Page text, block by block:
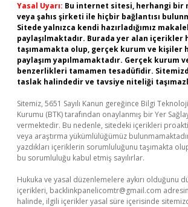
Yasal Uyarı: Bu internet sitesi, herhangi bir
veya şahıs şirketi ile hiçbir bağlantısı
Sitede yalnızca kendi hazırladığımız
paylaşılmaktadır. Burada yer alan içerikler
taşımamakta olup, gerçek kurum ve kişiler
paylaşım yapılmamaktadır. Gerçek kurum
benzerlikleri tamamen tesadüfidir.
taslak halindedir ve tavsiye niteliği
Sitemiz, 5651 Sayılı Kanun gereğince Bilgi
Kurumu (BTK) tarafından onaylanmış bir Yer
vermektedir. Bu nedenle, sitedeki içerikleri
veya araştırma yükümlülüğümüz
yazdıkları içeriklerin sorumluluğunu taşımakta
bu sorumluluğu kabul etmiş sayılırlar.
Hukuka ve yasal düzenlemelere aykırı olduğunu
içerikleri, backlinkpanelicomtr@gmail.com
halinde, ilgili içerikler yasal süre içerisinde